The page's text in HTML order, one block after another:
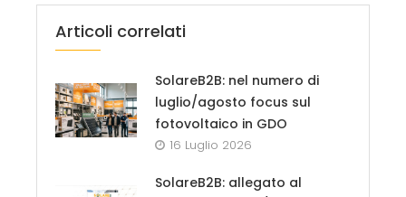
Articoli correlati
SolareB2B: nel numero di
luglio/agosto focus sul
fotovoltaico in GDO
16 Luglio 2026
SolareB2B: allegato al